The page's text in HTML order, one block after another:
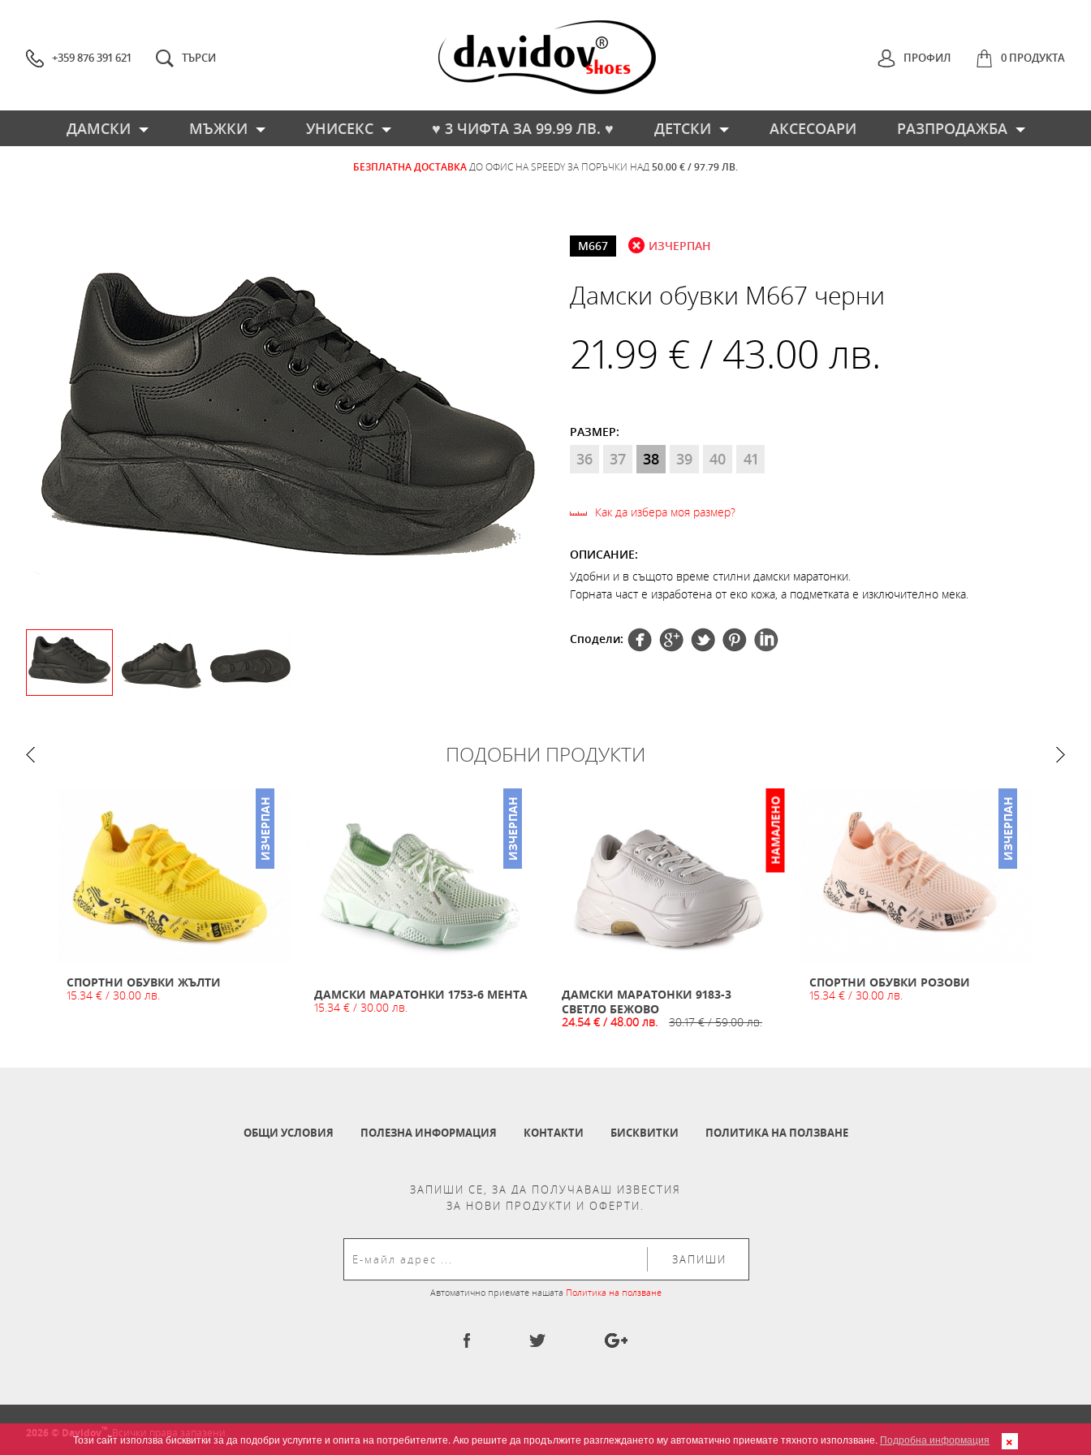
Този сайт използва бисквитки за да подобри услугите и опита на потребителите. Ако решите да продължите разглеждането му автоматично приемате тяхното използване. Подробна информация
+359 876 391 621 0 ПРОДУКТА
ТЪРСИ ПРОФИЛ
ДАМСКИ МЪЖКИ УНИСЕКС ♥ 3 ЧИФТА ЗА 99.99 ЛВ. ♥ ДЕТСКИ АКСЕСОАРИ РАЗПРОДАЖБА
БЕЗПЛАТНА ДОСТАВКА ДО ОФИС НА SPEEDY ЗА ПОРЪЧКИ НАД 50.00 € / 97.79 ЛВ.
M667 ИЗЧЕРПАН
Дамски обувки М667 черни
21.99 € / 43.00 лв.
РАЗМЕР:
36 37 38 39 40 41
Как да избера моя размер?
ОПИСАНИЕ:
Удобни и в същото време стилни дамски маратонки.
Горната част е изработена от еко кожа, а подметката е изключително мека.
Сподели:
ПОДОБНИ ПРОДУКТИ
ИЗЧЕРПАН
СПОРТНИ ОБУВКИ ЖЪЛТИ
15.34 € / 30.00 лв.
ИЗЧЕРПАН
ДАМСКИ МАРАТОНКИ 1753-6 МЕНТА
15.34 € / 30.00 лв.
НАМАЛЕНО
ДАМСКИ МАРАТОНКИ 9183-3
СВЕТЛО БЕЖОВО
24.54 € / 48.00 лв.
30.17 € / 59.00 лв.
ИЗЧЕРПАН
СПОРТНИ ОБУВКИ РОЗОВИ
15.34 € / 30.00 лв.
ОБЩИ УСЛОВИЯ ПОЛЕЗНА ИНФОРМАЦИЯ КОНТАКТИ БИСКВИТКИ ПОЛИТИКА НА ПОЛЗВАНЕ
ЗАПИШИ СЕ, ЗА ДА ПОЛУЧАВАШ ИЗВЕСТИЯ
ЗА НОВИ ПРОДУКТИ И ОФЕРТИ.
ЗАПИШИ
Автоматично приемате нашата Политика на ползване
2026 © Davidov™.Всички права запазени.